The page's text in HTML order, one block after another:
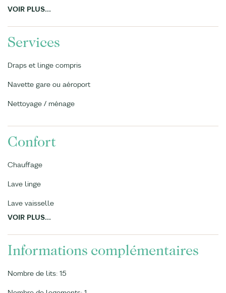
VOIR PLUS...
Services
Draps et linge compris
Navette gare ou aéroport
Nettoyage / ménage
Confort
Chauffage
Lave linge
Lave vaisselle
VOIR PLUS...
Informations complémentaires
Nombre de lits: 15